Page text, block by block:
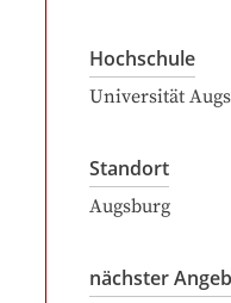
Hochschule
Universität
Standort
Augsburg
nächster